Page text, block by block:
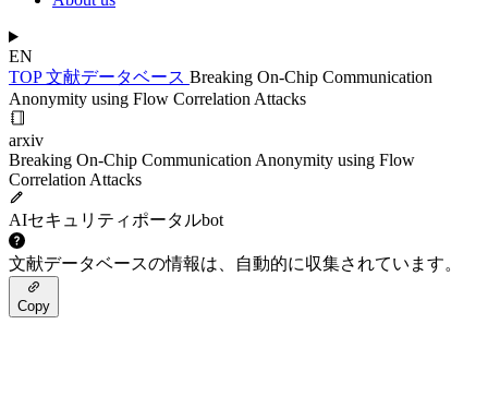
EN
TOP文献データベース Breaking On-Chip Communication
Anonymity using Flow Correlation Attacks
arxiv
Breaking On-Chip Communication Anonymity using Flow
Correlation Attacks
AIセキュリティポータルbot
文献データベースの情報は、自動的に収集されています。
Copy